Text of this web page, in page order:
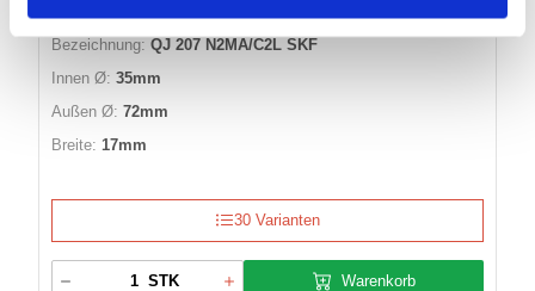
Bezeichnung: QJ 207 N2MA/C2L SKF
Innen Ø: 35mm
Außen Ø: 72mm
Breite: 17mm
30 Varianten
STK Warenkorb